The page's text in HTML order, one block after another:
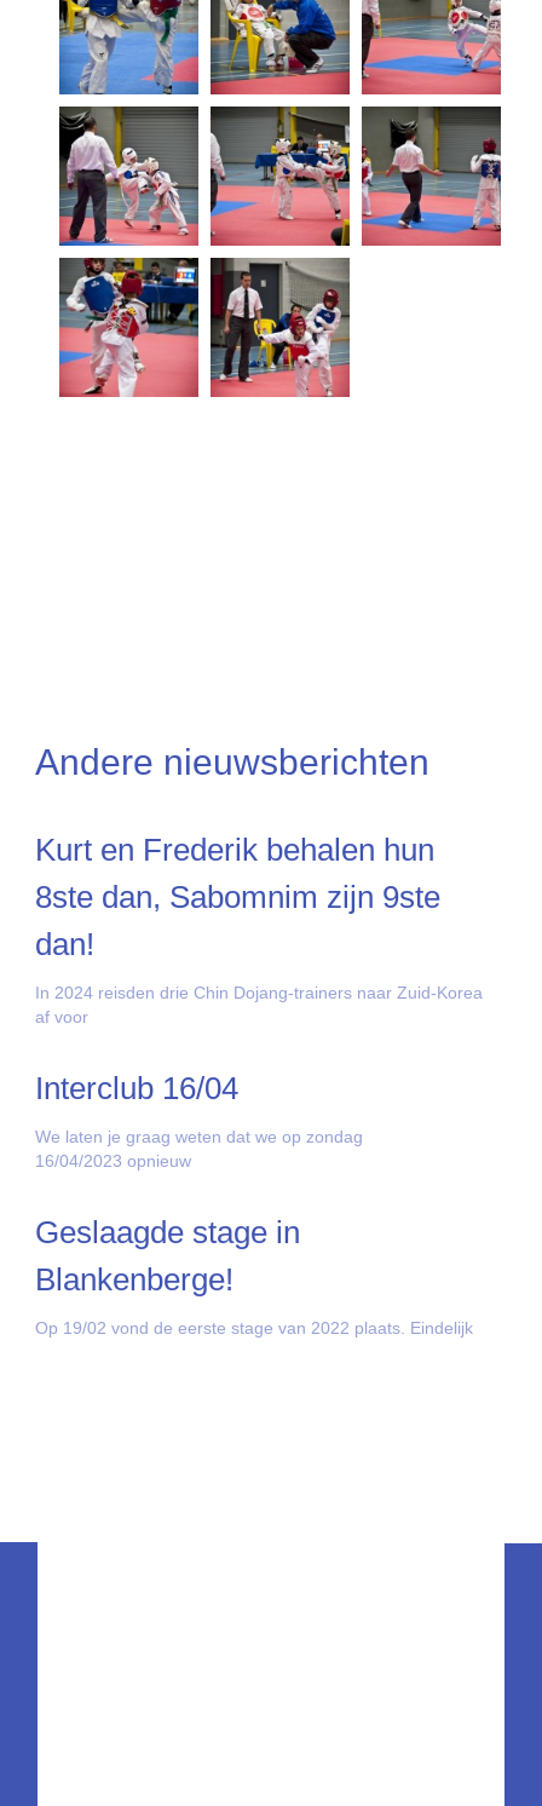
Andere nieuwsberichten
Kurt en Frederik behalen hun
8ste dan, Sabomnim zijn 9ste
dan!
In 2024 reisden drie Chin Dojang-trainers naar Zuid-Korea
af voor
Interclub 16/04
We laten je graag weten dat we op zondag
16/04/2023 opnieuw
Geslaagde stage in
Blankenberge!
Op 19/02 vond de eerste stage van 2022 plaats. Eindelijk